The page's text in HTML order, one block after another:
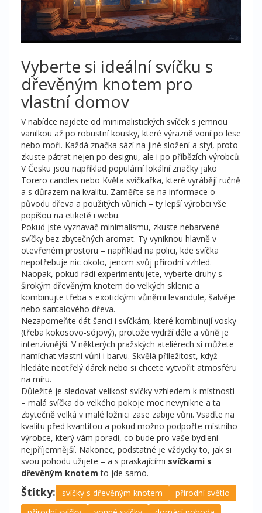
Vyberte si ideální svíčku s
dřevěným knotem pro
vlastní domov
V nabídce najdete od minimalistických svíček s jemnou
vanilkou až po robustní kousky, které výrazně voní po lese
nebo moři. Každá značka sází na jiné složení a styl, proto
zkuste pátrat nejen po designu, ale i po příbězích výrobců.
V Česku jsou například populární lokální značky jako
Torero candles nebo Květa svíčkařka, které vyrábějí ručně
a s důrazem na kvalitu. Zaměřte se na informace o
původu dřeva a použitých vůních – ty lepší výrobci vše
popíšou na etiketě i webu.
Pokud jste vyznavač minimalismu, zkuste nebarvené
svíčky bez zbytečných aromat. Ty vyniknou hlavně v
otevřeném prostoru – například na polici, kde svíčka
nepotřebuje nic okolo, jenom svůj přírodní vzhled.
Naopak, pokud rádi experimentujete, vyberte druhy s
širokým dřevěným knotem do velkých sklenic a
kombinujte třeba s exotickými vůněmi levandule, šalvěje
nebo santalového dřeva.
Nezapomeňte dát šanci i svíčkám, které kombinují vosky
(třeba kokosovo-sójový), protože vydrží déle a vůně je
intenzivnější. V některých pražských ateliérech si můžete
namíchat vlastní vůni i barvu. Skvělá příležitost, když
hledáte neotřelý dárek nebo si chcete vytvořit atmosféru
na míru.
Důležité je sledovat velikost svíčky vzhledem k místnosti
– malá svíčka do velkého pokoje moc nevynikne a ta
zbytečně velká v malé ložnici zase zabije vůni. Vsaďte na
kvalitu před kvantitou a pokud možno podpořte místního
výrobce, který vám poradí, co bude pro vaše bydlení
nejpříjemnější. Nakonec, podstatné je vždycky to, jak si
svou pohodu užijete – a s praskajícími svíčkami s
dřevěným knotem to jde samo.
Štítky: svíčky s dřevěným knotem
přírodní světlo